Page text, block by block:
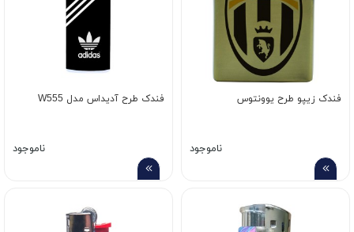
فندک زیپو طرح یوونتوس
ناموجود
فندک طرح آدیداس مدل W555
ناموجود